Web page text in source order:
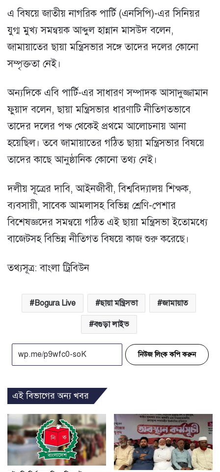
এ বিষয়ে জাতীয় নাগরিক পার্টি (এনসিপি)-এর সিনিয়র
যুগ্ম মুখ্য সমন্বয়ক আব্দুল হান্নান মাসউদ বলেন,
জামায়াতের ছায়া মন্ত্রিসভার সঙ্গে তাদের দলের কোনো
সম্পৃক্ততা নেই।
অন্যদিকে এবি পার্টি-এর সাধারণ সম্পাদক আসাদুজ্জামান
ফুয়াদ বলেন, ছায়া মন্ত্রিসভার ধারণাটি নীতিগতভাবে
তাদের দলের পক্ষ থেকেই প্রথমে আলোচনায় আনা
হয়েছিল। তবে জামায়াতের গঠিত ছায়া মন্ত্রিসভার বিষয়ে
তাদের কাছে আনুষ্ঠানিক কোনো তথ্য নেই।
দলীয় সূত্রের দাবি, আইনজীবী, বিশ্ববিদ্যালয় শিক্ষক,
ব্যবসায়ী, সাবেক আমলাসহ বিভিন্ন শ্রেণি-পেশার
বিশেষজ্ঞদের সমন্বয়ে গঠিত এই ছায়া মন্ত্রিসভা ইতোমধ্যে
বাজেটসহ বিভিন্ন নীতিগত বিষয়ে কাজ শুরু করেছে।
তথ্যসূত্র: বাংলা ট্রিবিউন
Bogura Live ছায়া মন্ত্রিসভা জামায়াত
বগুড়া লাইভ
নিউজ লিংক কপি করুন
এই বিভাগের অন্য খবর